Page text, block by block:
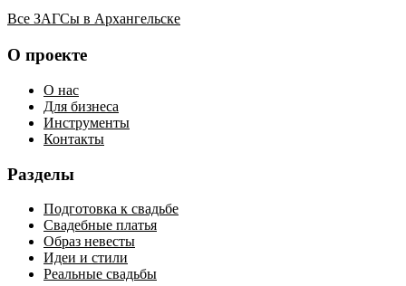
Все ЗАГСы в Архангельске
О проекте
О нас
Для бизнеса
Инструменты
Контакты
Разделы
Подготовка к свадьбе
Свадебные платья
Образ невесты
Идеи и стили
Реальные свадьбы